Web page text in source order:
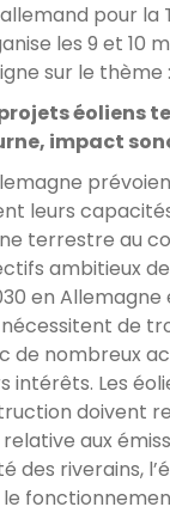
pour la
les 9 et 10
sur le thème :
éoliens
impact
leurs
terrestre au
ambitieux
en
de
de nombreux
intérêts. Les
doivent
aux
des riverains,
le